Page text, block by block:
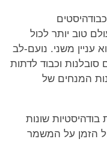
טוב יותר לכול
עניין משני. נועם-לב
סובלנות וכבוד לדתות
המנחים של
שונות
הזמן על המשמר